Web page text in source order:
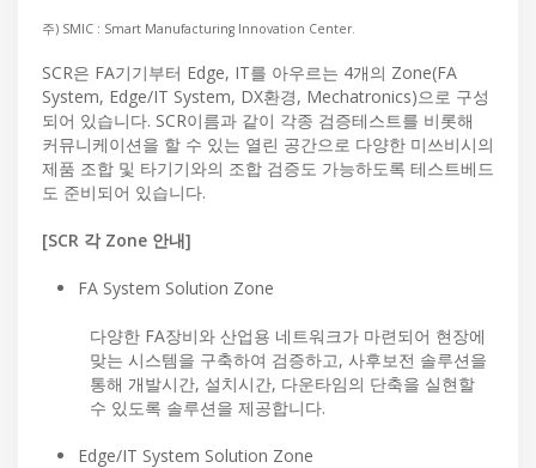
주) SMIC : Smart Manufacturing Innovation Center.
SCR은 FA기기부터 Edge, IT를 아우르는 4개의 Zone(FA
System, Edge/IT System, DX환경, Mechatronics)으로 구성
되어 있습니다. SCR이름과 같이 각종 검증테스트를 비롯해
커뮤니케이션을 할 수 있는 열린 공간으로 다양한 미쓰비시의
제품 조합 및 타기기와의 조합 검증도 가능하도록 테스트베드
도 준비되어 있습니다.
[SCR 각 Zone 안내]
FA System Solution Zone
다양한 FA장비와 산업용 네트워크가 마련되어 현장에
맞는 시스템을 구축하여 검증하고, 사후보전 솔루션을
통해 개발시간, 설치시간, 다운타임의 단축을 실현할
수 있도록 솔루션을 제공합니다.
Edge/IT System Solution Zone